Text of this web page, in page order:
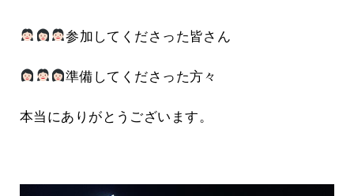
参加してくださった皆さん
準備してくださった方々
本当にありがとうございます。